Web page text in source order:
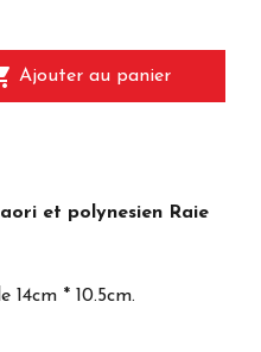
Ajouter au panier
et polynesien Raie
14cm * 10.5cm.